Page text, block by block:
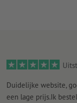
Duidelijke website,
een lage prijs.Ik